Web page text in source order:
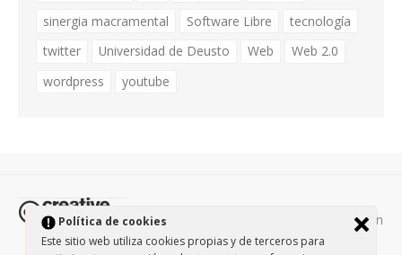
Política de cookies
Este sitio web utiliza cookies propias y de terceros para
sinergia macramental
Software Libre
tecnología
twitter
Universidad de Deusto Web
Web 2.0
wordpress
youtube
Todos los contenidos de esta página están
protegidos por la licencia Creative Commons Attribution-